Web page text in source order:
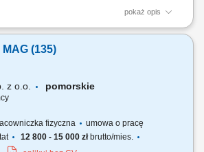
pokaż opis
konstrukcji (cięcie, wiercenie, fazowanie)
spawanych konstrukcji stalowych.
elementów zgodnie z dokumentacją
(135)
z o.o. pomorskie
fizyczna
umowa o pracę
12 800 - 15 000 złbrutto/mies.